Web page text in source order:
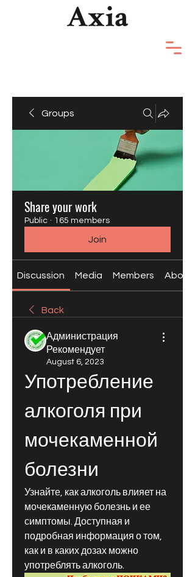
Groups
Share your work
Public · 165 members
Join
Discussion Media Members About
Back
Администрация
Рекомендует
August 6, 2023
Употребление
алкоголя при
мочекаменной
болезни
Узнайте, как алкоголь влияет на
мочекаменную болезнь и ее
симптомы. Доступная и
подробная информация о том,
как и в каких дозах можно
употреблять алкоголь.